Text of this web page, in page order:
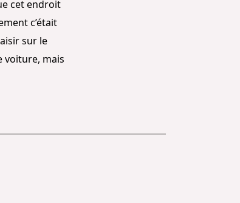
cet endroit
c’était
sur le
voiture, mais